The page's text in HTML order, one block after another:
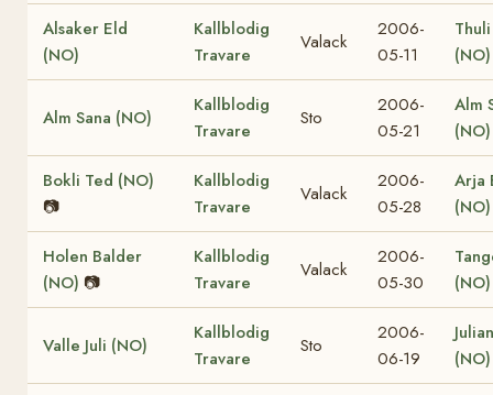
Alsaker Eld
(NO)
Kallblodig
Travare
Valack
2006-
05-11
(NO)
Alm Sana (NO)
Kallblodig
Travare
Sto
2006-
05-21
Alm
(NO)
Bokli Ted (NO)
📷
Kallblodig
Travare
Valack
2006-
05-28
Arja
(NO)
Holen Balder
(NO) 📷
Kallblodig
Travare
Valack
2006-
05-30
(NO)
Valle Juli (NO)
Kallblodig
Travare
Sto
2006-
06-19
(NO)